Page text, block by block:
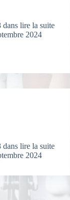
dans lire la suite
2024
dans lire la suite
2024